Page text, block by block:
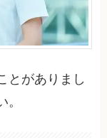
とがありまし